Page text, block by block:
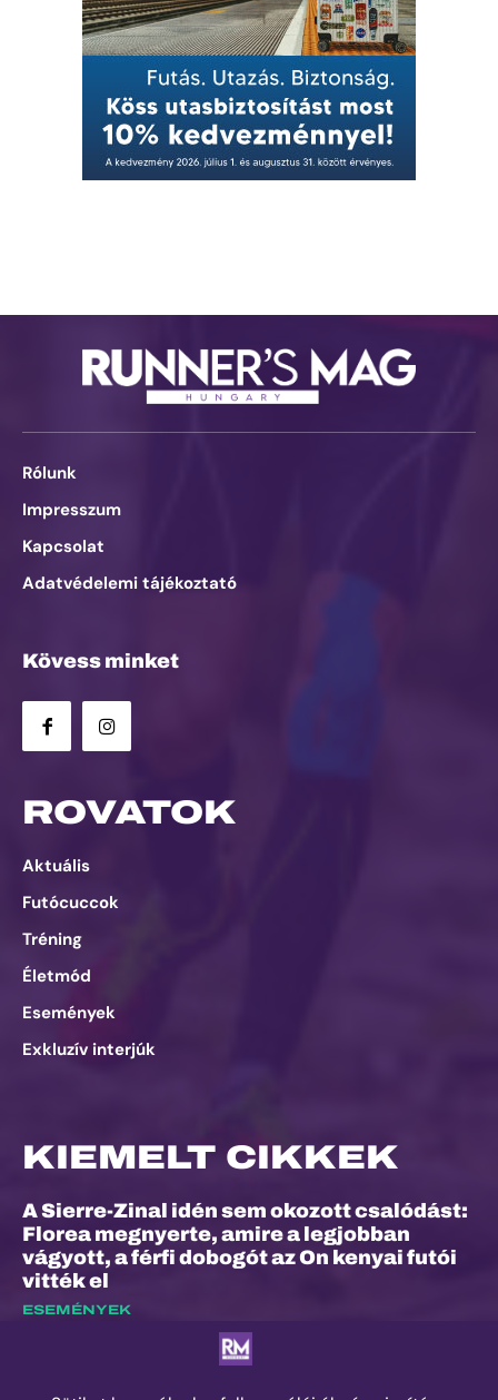
Rólunk
Impresszum
Kapcsolat
Adatvédelemi tájékoztató
Kövess minket
ROVATOK
Aktuális
Futócuccok
Tréning
Életmód
Események
Exkluzív interjúk
KIEMELT CIKKEK
A Sierre-Zinal idén sem okozott csalódást:
Florea megnyerte, amire a legjobban
vágyott, a férfi dobogót az On kenyai futói
vitték el
ESEMÉNYEK
Dalos Máté: „Nem ez volt életem
legkönnyebb versenye”